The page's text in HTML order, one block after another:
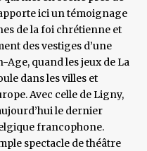
ici un témoignage
de la foi chrétienne et
des vestiges d’une
quand les jeux de La
dans les villes et
Avec celle de Ligny,
le dernier
francophone.
spectacle de théâtre